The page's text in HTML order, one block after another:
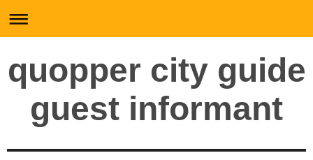
quopper city guide
guest informant